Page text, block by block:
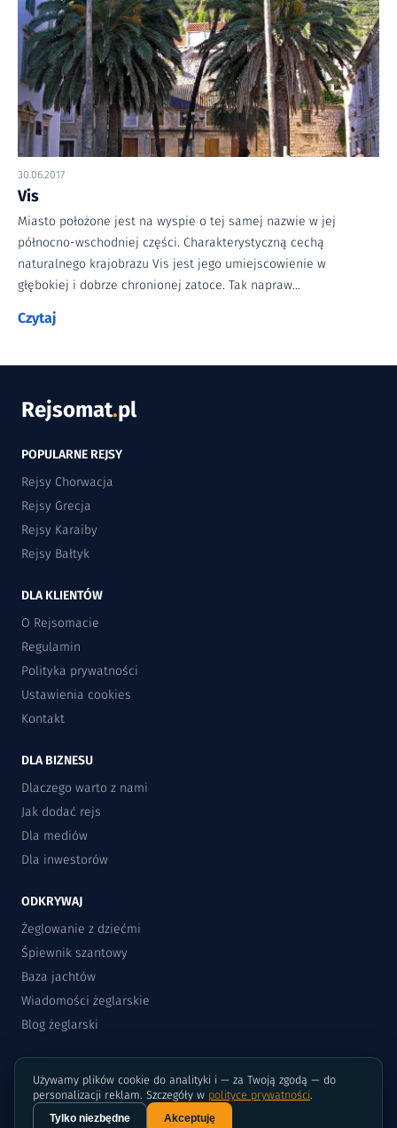
Używamy plików cookie do analityki i — za Twoją zgodą — do
personalizacji reklam. Szczegóły w polityce prywatności.
Tylko niezbędne Akceptuję
30.06.2017
Vis
Miasto położone jest na wyspie o tej samej nazwie w jej
północno-wschodniej części. Charakterystyczną cechą
naturalnego krajobrazu Vis jest jego umiejscowienie w
głębokiej i dobrze chronionej zatoce. Tak napraw…
Czytaj
Rejsomat.pl
POPULARNE REJSY
Rejsy Chorwacja
Rejsy Grecja
Rejsy Karaiby
Rejsy Bałtyk
DLA KLIENTÓW
O Rejsomacie
Regulamin
Polityka prywatności
Ustawienia cookies
Kontakt
DLA BIZNESU
Dlaczego warto z nami
Jak dodać rejs
Dla mediów
Dla inwestorów
ODKRYWAJ
Żeglowanie z dziećmi
Śpiewnik szantowy
Baza jachtów
Wiadomości żeglarskie
Blog żeglarski